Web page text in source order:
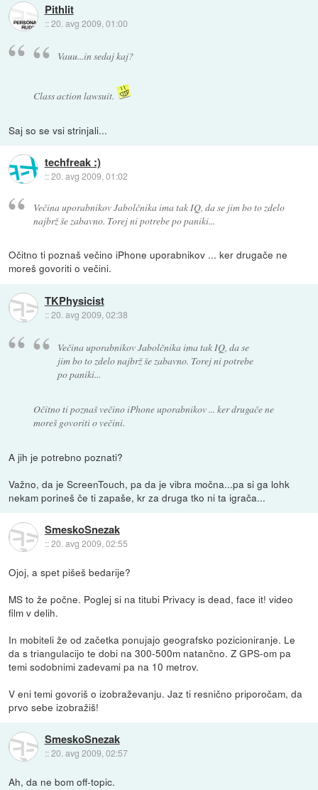
Pithlit
::20. avg 2009, 01:00
Vauu...in sedaj kaj?
Class action lawsuit.
Saj so se vsi strinjali...
techfreak :)
::20. avg 2009, 01:02
Večina uporabnikov Jabolčnika ima tak IQ, da se jim bo to zdelo
najbrž še zabavno. Torej ni potrebe po paniki...
Očitno ti poznaš večino iPhone uporabnikov ... ker drugače ne
moreš govoriti o večini.
TKPhysicist
::20. avg 2009, 02:38
Večina uporabnikov Jabolčnika ima tak IQ, da se
jim bo to zdelo najbrž še zabavno. Torej ni potrebe
po paniki...
Očitno ti poznaš večino iPhone uporabnikov ... ker drugače ne
moreš govoriti o večini.
A jih je potrebno poznati?
Važno, da je ScreenTouch, pa da je vibra močna...pa si ga lohk
nekam porineš če ti zapaše, kr za druga tko ni ta igrača...
SmeskoSnezak
::20. avg 2009, 02:55
Ojoj, a spet pišeš bedarije?
MS to že počne. Poglej si na titubi Privacy is dead, face it! video
film v delih.
In mobiteli že od začetka ponujajo geografsko pozicioniranje. Le
da s triangulacijo te dobi na 300-500m natančno. Z GPS-om pa
temi sodobnimi zadevami pa na 10 metrov.
V eni temi govoriš o izobraževanju. Jaz ti resnično priporočam, da
prvo sebe izobražiš!
SmeskoSnezak
::20. avg 2009, 02:57
Ah, da ne bom off-topic.